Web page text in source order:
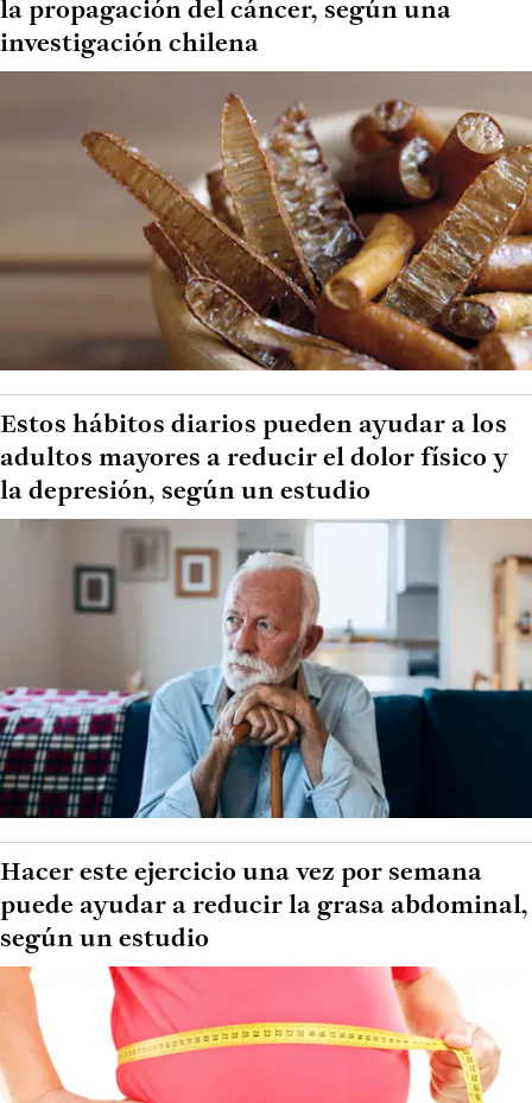
la propagación del cáncer, según una
investigación chilena
Estos hábitos diarios pueden ayudar a los
adultos mayores a reducir el dolor físico y
la depresión, según un estudio
Hacer este ejercicio una vez por semana
puede ayudar a reducir la grasa abdominal,
según un estudio